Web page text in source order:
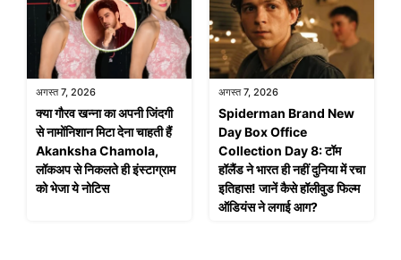
अगस्त 7, 2026
क्या गौरव खन्ना का अपनी जिंदगी
से नामोंनिशान मिटा देना चाहती हैं
Akanksha Chamola,
लॉकअप से निकलते ही इंस्टाग्राम
को भेजा ये नोटिस
अगस्त 7, 2026
Spiderman Brand New
Day Box Office
Collection Day 8: टॉम
हॉलैंड ने भारत ही नहीं दुनिया में रचा
इतिहास! जानें कैसे हॉलीवुड फिल्म
ऑडियंस ने लगाई आग?